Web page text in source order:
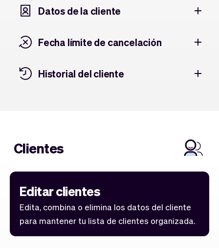
Datos de la cliente
Fecha límite de cancelación
Historial del cliente
Clientes
Editar clientes
Edita, combina o elimina los datos del cliente
para mantener tu lista de clientes organizada.